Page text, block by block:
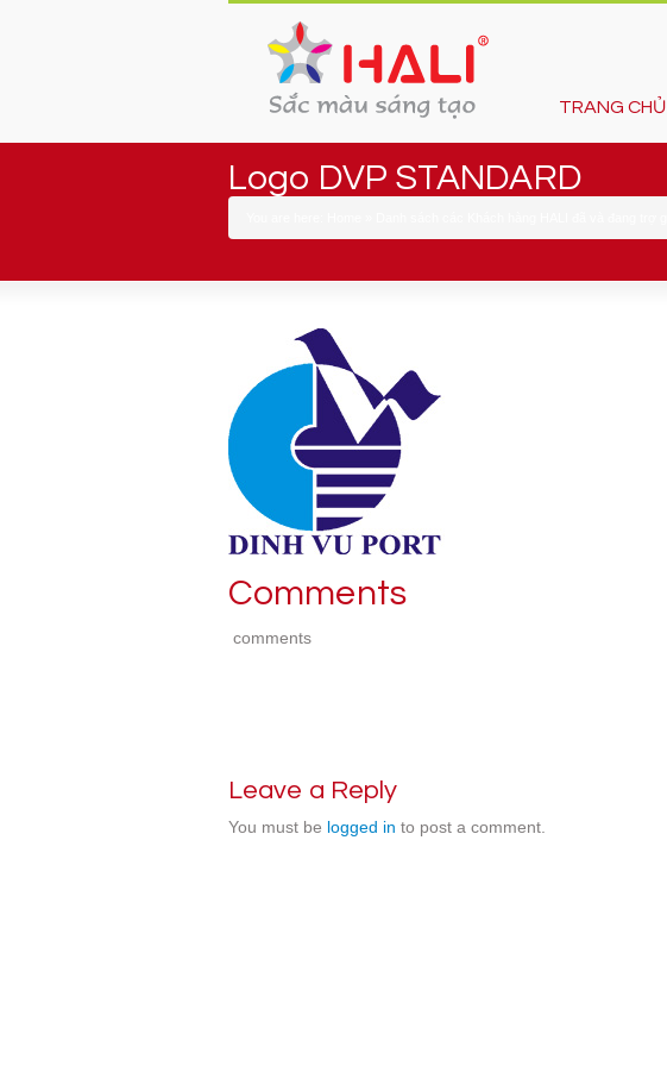
TRANG CHỦ
Logo DVP STANDARD
Comments
comments
Leave a Reply
You must be logged in to post a comment.